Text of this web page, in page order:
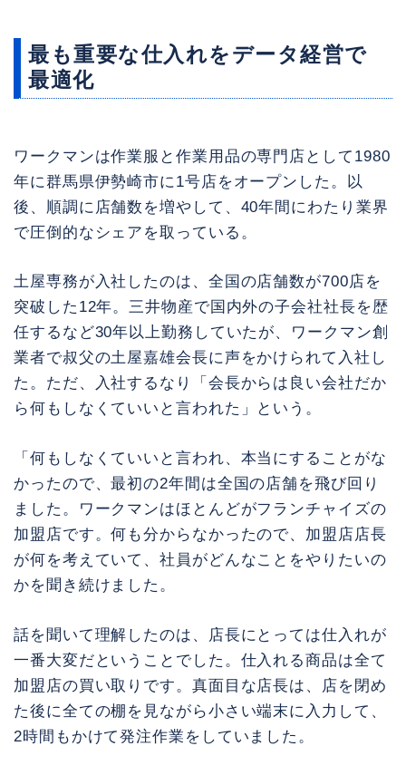
最も重要な仕入れをデータ経営で
最適化
ワークマンは作業服と作業用品の専門店として1980
年に群馬県伊勢崎市に1号店をオープンした。以
後、順調に店舗数を増やして、40年間にわたり業界
で圧倒的なシェアを取っている。
土屋専務が入社したのは、全国の店舗数が700店を
突破した12年。三井物産で国内外の子会社社長を歴
任するなど30年以上勤務していたが、ワークマン創
業者で叔父の土屋嘉雄会長に声をかけられて入社し
た。ただ、入社するなり「会長からは良い会社だか
ら何もしなくていいと言われた」という。
「何もしなくていいと言われ、本当にすることがな
かったので、最初の2年間は全国の店舗を飛び回り
ました。ワークマンはほとんどがフランチャイズの
加盟店です。何も分からなかったので、加盟店店長
が何を考えていて、社員がどんなことをやりたいの
かを聞き続けました。
話を聞いて理解したのは、店長にとっては仕入れが
一番大変だということでした。仕入れる商品は全て
加盟店の買い取りです。真面目な店長は、店を閉め
た後に全ての棚を見ながら小さい端末に入力して、
2時間もかけて発注作業をしていました。